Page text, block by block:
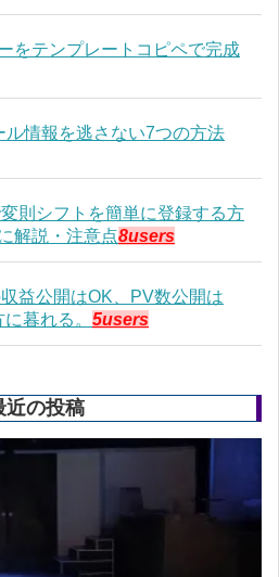
をテンプレートコピペで完成
情報を逃さない7つの方法
則シフトを簡単に登録する方
解説・注意点8users
益公開はOK、PV数公開は
暮れる。 5users
近の投稿